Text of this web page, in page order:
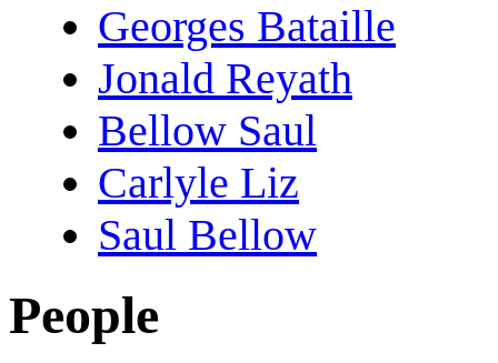
Georges Bataille
Jonald Reyath
Bellow Saul
Carlyle Liz
Saul Bellow
People